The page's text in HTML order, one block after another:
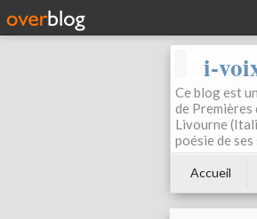
i-
Ce blog est
de Premières
Livourne
poésie de
Accueil